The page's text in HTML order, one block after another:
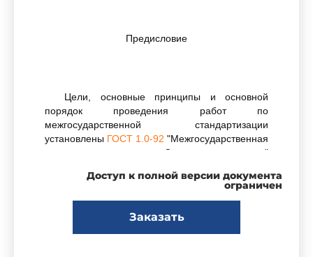
Предисловие
Цели, основные принципы и основной
порядок проведения работ по
межгосударственной стандартизации
установлены ГОСТ 1.0-92 "Межгосударственная
система стандартизации. Основные положения"
стандартизации. Стандарты
межгосударственные, правила и рекомендации
Порядок разработки, принятия, применения,
обновления и отмены"
Доступ к полной версии документа
ограничен
Заказать